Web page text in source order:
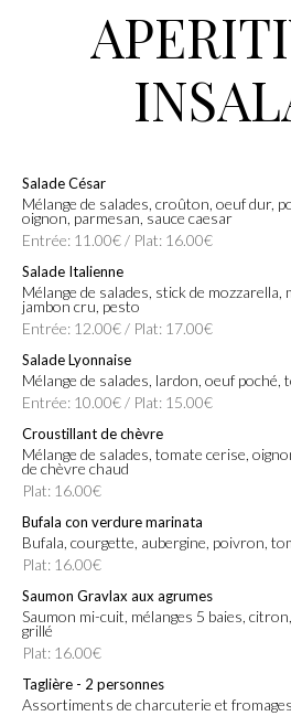
Salade César
Mélange de salades, croûton, oeuf dur, poulet pané, tomate cerise,
oignon, parmesan, sauce caesar
Entrée: 11.00€ / Plat: 16.00€
Salade Italienne
Mélange de salades, stick de mozzarella, maïs, oignon, tomate séchée,
jambon cru, pesto
Entrée: 12.00€ / Plat: 17.00€
Salade Lyonnaise
Mélange de salades, lardon, oeuf
Entrée: 10.00€ / Plat: 15.00€
Croustillant de chèvre
Mélange de salades, tomate cerise, oignon, maïs, raviole, croustillant
de chèvre chaud
Plat: 16.00€
Bufala con verdure marinata
Bufala, courgette, aubergine, poivron,
Plat: 16.00€
Saumon Gravlax aux agrumes
Saumon mi-cuit, mélanges 5 baies, citron, aneth, salade verte, toast
grillé
Plat: 16.00€
Taglière - 2 personnes
Assortiments de charcuterie et